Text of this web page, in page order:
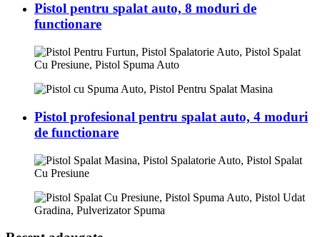
Pistol pentru spalat auto, 8 moduri de
functionare
Pistol profesional pentru spalat auto, 4 moduri
de functionare